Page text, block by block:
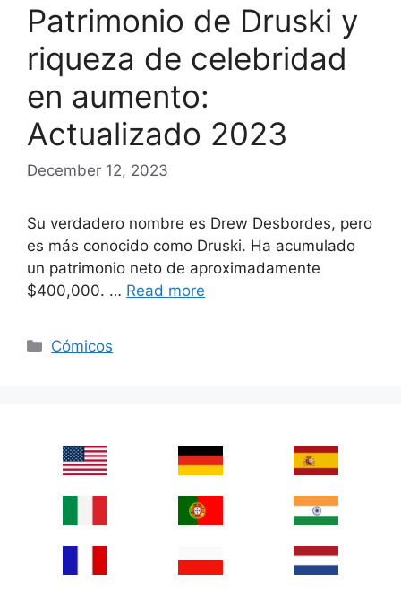
Patrimonio de Druski y
riqueza de celebridad
en aumento:
Actualizado 2023
December 12, 2023
Su verdadero nombre es Drew Desbordes, pero
es más conocido como Druski. Ha acumulado
un patrimonio neto de aproximadamente
$400,000. … Read more
Categories
Cómicos